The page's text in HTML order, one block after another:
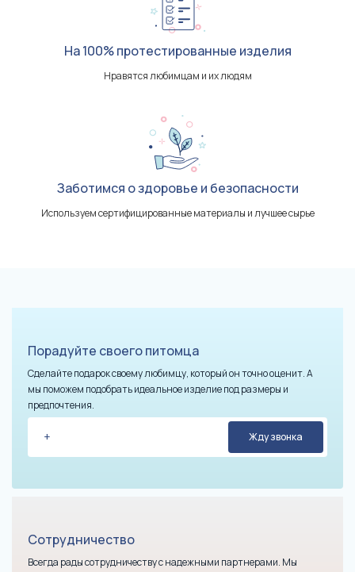
На 100% протестированные изделия
Нравятся любимцам и их людям
Заботимся о здоровье и безопасности
Используем сертифицированные материалы и лучшее сырье
Порадуйте своего питомца
Сделайте подарок своему любимцу, который он точно оценит. А
мы поможем подобрать идеальное изделие под размеры и
предпочтения.
Сотрудничество
Всегда рады сотрудничеству с надежными партнерами. Мы